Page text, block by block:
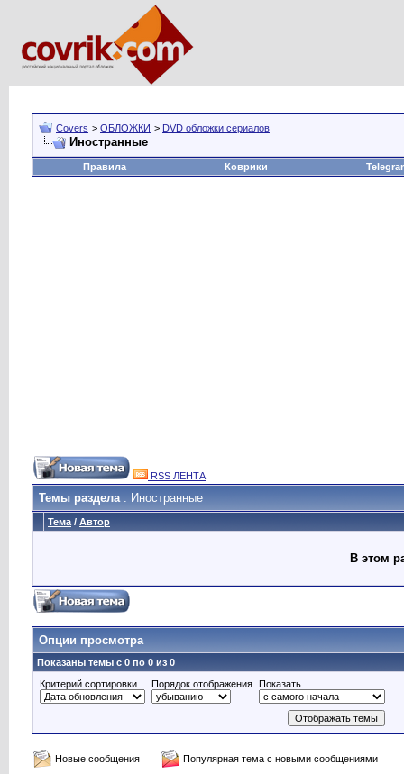
Covers > ОБЛОЖКИ > DVD обложки сериалов
Иностранные
Правила Коврики
RSS ЛЕНТА
Темы раздела: Иностранные
Тема / Автор
В этом
Опции просмотра
Показаны темы с 0 по 0 из 0
Критерий сортировки
Порядок отображения Показать
Новые сообщения
Популярная тема с новыми сообщениями